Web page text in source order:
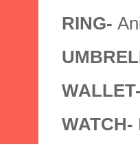
RING-
WALLET-
WATCH-